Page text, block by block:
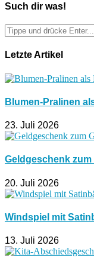
Such dir was!
Letzte Artikel
Blumen-Pralinen
23. Juli 2026
Geldgeschenk
20. Juli 2026
Windspiel mit
13. Juli 2026